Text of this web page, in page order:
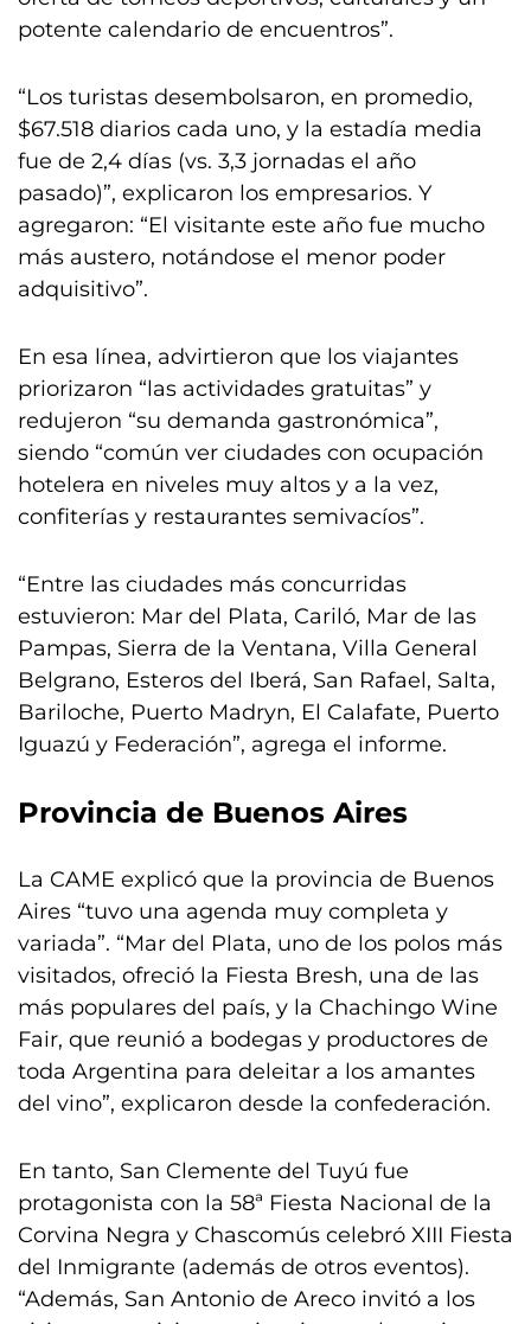
potente calendario de encuentros”.
“Los turistas desembolsaron, en promedio,
$67.518 diarios cada uno, y la estadía media
fue de 2,4 días (vs. 3,3 jornadas el año
pasado)”, explicaron los empresarios. Y
agregaron: “El visitante este año fue mucho
más austero, notándose el menor poder
adquisitivo”.
En esa línea, advirtieron que los viajantes
priorizaron “las actividades gratuitas” y
redujeron “su demanda gastronómica”,
siendo “común ver ciudades con ocupación
hotelera en niveles muy altos y a la vez,
confiterías y restaurantes semivacíos”.
“Entre las ciudades más concurridas
estuvieron: Mar del Plata, Cariló, Mar de las
Pampas, Sierra de la Ventana, Villa General
Belgrano, Esteros del Iberá, San Rafael, Salta,
Bariloche, Puerto Madryn, El Calafate, Puerto
Iguazú y Federación”, agrega el informe.
Provincia de Buenos Aires
La CAME explicó que la provincia de Buenos
Aires “tuvo una agenda muy completa y
variada”. “Mar del Plata, uno de los polos más
visitados, ofreció la Fiesta Bresh, una de las
más populares del país, y la Chachingo Wine
Fair, que reunió a bodegas y productores de
toda Argentina para deleitar a los amantes
del vino”, explicaron desde la confederación.
En tanto, San Clemente del Tuyú fue
protagonista con la 58ª Fiesta Nacional de la
Corvina Negra y Chascomús celebró XIII Fiesta
del Inmigrante (además de otros eventos).
“Además, San Antonio de Areco invitó a los